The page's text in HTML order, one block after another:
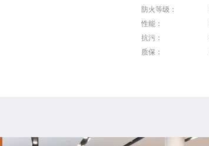
防火等级：
性能：
抗污：
质保：